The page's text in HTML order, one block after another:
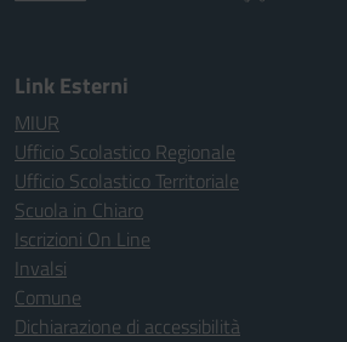
Link Esterni
MIUR
Ufficio Scolastico Regionale
Ufficio Scolastico Territoriale
Scuola in Chiaro
Iscrizioni On Line
Invalsi
Comune
Dichiarazione di accessibilità